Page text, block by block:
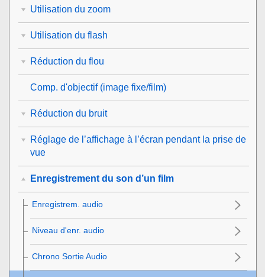
Utilisation du zoom
Utilisation du flash
Réduction du flou
Comp. d'objectif(image fixe/film)
Réduction du bruit
Réglage de l’affichage à l’écran pendant la prise de
vue
Enregistrement du son d’un film
Enregistrem. audio
Niveau d'enr. audio
Chrono Sortie Audio